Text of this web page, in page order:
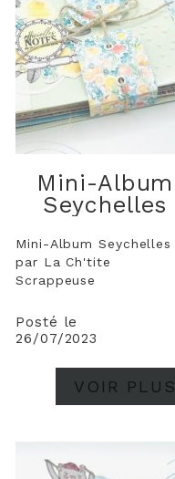
Mini-Album
Seychelles
Mini-Album Seychelles
par La Ch'tite
Scrappeuse
Posté le
26/07/2023
VOIR PLUS